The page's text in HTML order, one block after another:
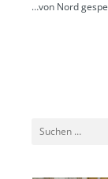
…von Nord
Suchen